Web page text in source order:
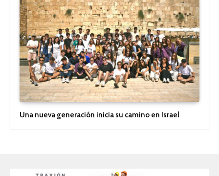
Una nueva generación inicia su camino en Israel